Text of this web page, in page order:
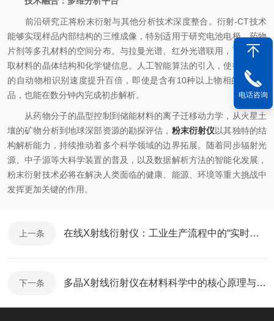
前沿研究正将粉末衍射与其他分析技术深度整合。衍射-CT技术
能够实现样品内部结构的三维成像，特别适用于研究电池电极、药物
片剂等多孔材料的空间分布。与拉曼光谱、红外光谱联用，可同时获
取材料的晶体结构和化学键信息。人工智能算法的引入，使衍射图谱
的自动物相识别速度提升百倍，即使是含有10种以上物相的复杂样
品，也能在数分钟内完成初步解析。
从药物分子的晶型控制到储能材料的离子迁移动力学，从火星土
壤的矿物分析到地球深部资源的勘探评估， 粉末衍射仪以其独特的结
构解析能力，持续推动着多个科学领域的边界拓展。随着同步辐射光
源、中子源等大科学装置的普及，以及数据解析方法的智能化发展，
粉末衍射技术必将在解决人类面临的健康、能源、环境等重大挑战中
发挥更加关键的作用。
上一条 在线X射线衍射仪：工业生产流程中的“实时结构透视眼”
下一条 多晶X射线衍射仪在材料科学中的核心原理与应用
电话咨询